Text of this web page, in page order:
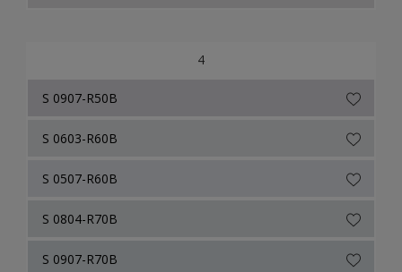
4
S 0907-R50B
S 0603-R60B
S 0507-R60B
S 0804-R70B
S 0907-R70B